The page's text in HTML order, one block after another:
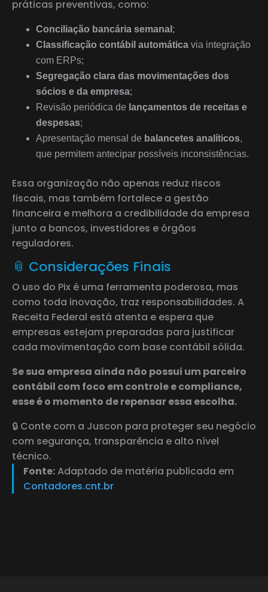
práticas preventivas, como:
Conciliação bancária semanal ;
Classificação contábil automática via integração
com ERPs;
Segregação clara das movimentações dos
sócios e da empresa;
Revisão periódica de lançamentos de receitas e
despesas;
Apresentação mensal de balancetes analíticos,
que permitem antecipar possíveis inconsistências.
Essa organização não apenas reduz riscos
fiscais, mas também fortalece a gestão
financeira e melhora a credibilidade da empresa
junto a bancos, investidores e órgãos
reguladores.
📎 Considerações Finais
O uso do Pix é uma ferramenta poderosa, mas
como toda inovação, traz responsabilidades. A
Receita Federal está atenta e espera que
empresas estejam preparadas para justificar
cada movimentação com base contábil sólida.
Se sua empresa ainda não possui um parceiro
contábil com foco em controle e compliance,
esse é o momento de repensar essa escolha.
🔒 Conte com a Juscon para proteger seu negócio
com segurança, transparência e alto nível
técnico.
Fonte:Adaptado de matéria publicada em
Contadores.cnt.br